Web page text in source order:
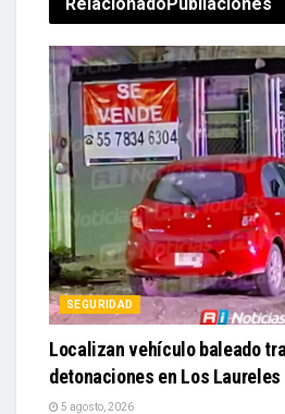
SEGURIDAD
Localizan vehículo baleado
detonaciones en Los Laureles
5 agosto, 2026